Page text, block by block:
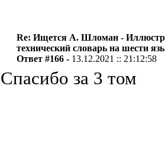
Re: Ищется А. Шломан -
технический словарь на шести
Ответ #166 - 13.12.2021 :: 21:12:58
Спасибо за 3 том